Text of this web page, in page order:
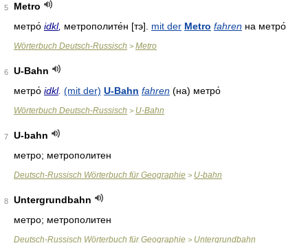
5
Metro
метро́ idkl, метрополите́н [тэ]. mit der Metro fahren на метро́
Wörterbuch Deutsch-Russisch > Metro
6
U-Bahn
метро́ idkl. (mit der) U-Bahn fahren (на) метро́
Wörterbuch Deutsch-Russisch > U-Bahn
7
U-bahn
метро; метрополитен
Deutsch-Russisch Wörterbuch für Geographie > U-bahn
8
Untergrundbahn
метро; метрополитен
Deutsch-Russisch Wörterbuch für Geographie > Untergrundbahn